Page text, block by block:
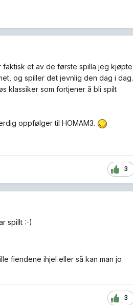
faktisk et av de første spilla jeg kjøpte
og spiller det jevnlig den dag i dag.
klassiker som fortjener å bli spilt
oppfølger til HOMAM3.
3
spillt :-)
fiendene ihjel eller så kan man jo
3